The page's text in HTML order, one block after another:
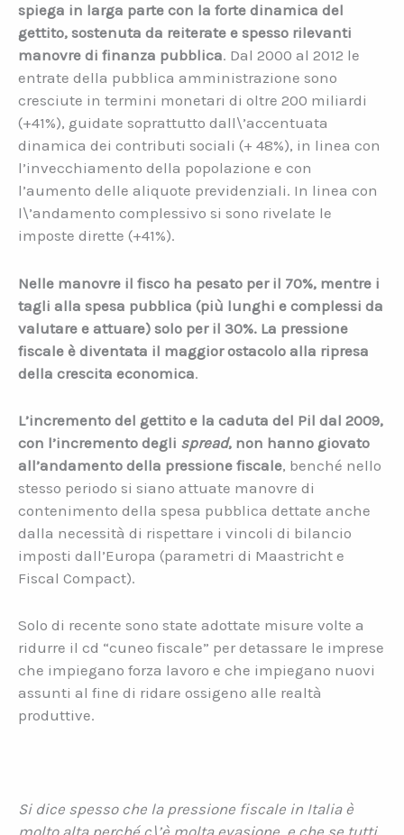
spiega in larga parte con la forte dinamica del
gettito, sostenuta da reiterate e spesso rilevanti
manovre di finanza pubblica. Dal 2000 al 2012 le
entrate della pubblica amministrazione sono
cresciute in termini monetari di oltre 200 miliardi
(+41%), guidate soprattutto dall\’accentuata
dinamica dei contributi sociali (+ 48%), in linea con
l’invecchiamento della popolazione e con
l’aumento delle aliquote previdenziali. In linea con
l\’andamento complessivo si sono rivelate le
imposte dirette (+41%).
Nelle manovre il fisco ha pesato per il 70%, mentre i
tagli alla spesa pubblica (più lunghi e complessi da
valutare e attuare) solo per il 30%. La pressione
fiscale è diventata il maggior ostacolo alla ripresa
della crescita economica.
L’incremento del gettito e la caduta del Pil dal 2009,
con l’incremento degli spread, non hanno giovato
all’andamento della pressione fiscale, benché nello
stesso periodo si siano attuate manovre di
contenimento della spesa pubblica dettate anche
dalla necessità di rispettare i vincoli di bilancio
imposti dall’Europa (parametri di Maastricht e
Fiscal Compact).
Solo di recente sono state adottate misure volte a
ridurre il cd “cuneo fiscale” per detassare le imprese
che impiegano forza lavoro e che impiegano nuovi
assunti al fine di ridare ossigeno alle realtà
produttive.
Si dice spesso che la pressione fiscale in Italia è